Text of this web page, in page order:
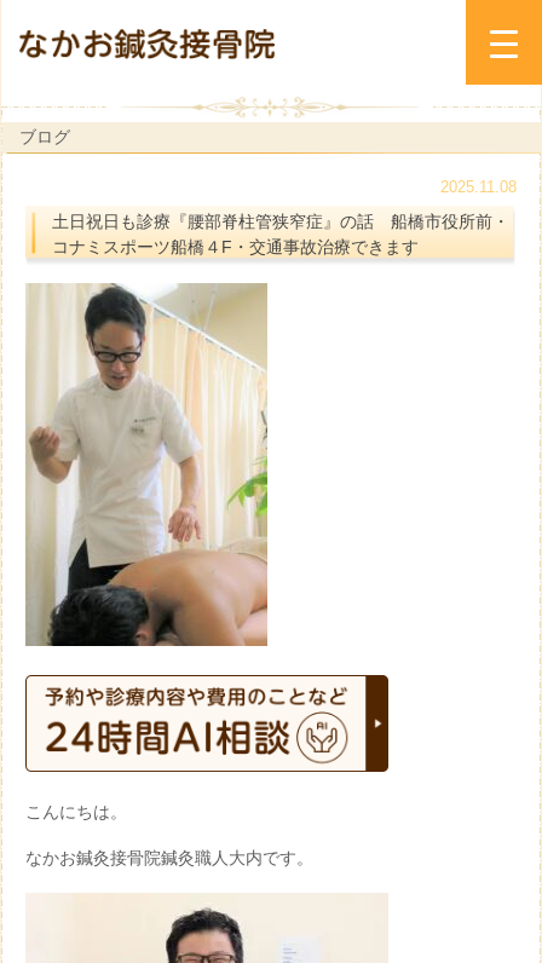
ブログ
2025.11.08
土日祝日も診療『腰部脊柱管狭窄症』の話 船橋市役所前・
コナミスポーツ船橋４F・交通事故治療できます
こんにちは。
なかお鍼灸接骨院鍼灸職人大内です。